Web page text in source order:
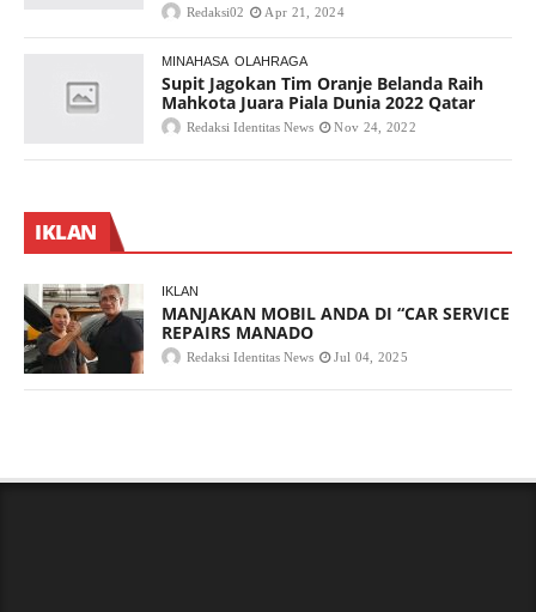
Redaksi02 Apr 21, 2024
MINAHASA OLAHRAGA
Supit Jagokan Tim Oranje Belanda Raih
Mahkota Juara Piala Dunia 2022 Qatar
Redaksi Identitas News Nov 24, 2022
IKLAN
IKLAN
MANJAKAN MOBIL ANDA DI “CAR SERVICE
REPAIRS MANADO
Redaksi Identitas News Jul 04, 2025